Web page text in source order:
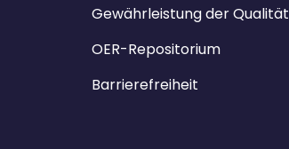
Gewährleistung der Qualität
OER-Repositorium
Barrierefreiheit